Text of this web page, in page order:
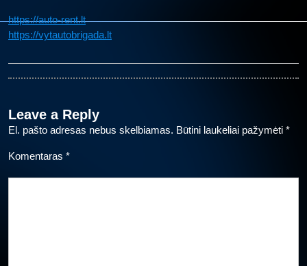
https://auto-rent.lt
https://vytautobrigada.lt
Leave a Reply
El. pašto adresas nebus skelbiamas. Būtini laukeliai pažymėti *
Komentaras *